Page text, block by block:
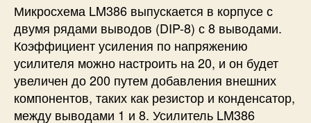
о
т
ы
,
р
а
с
п
Микросхема LM386 выпускается в корпусе с
двумя рядами выводов (DIP-8) с 8 выводами.
Коэффициент усиления по напряжению
усилителя можно настроить на 20, и он будет
увеличен до 200 путем добавления внешних
компонентов, таких как резистор и конденсатор,
между выводами 1 и 8. Усилитель LM386